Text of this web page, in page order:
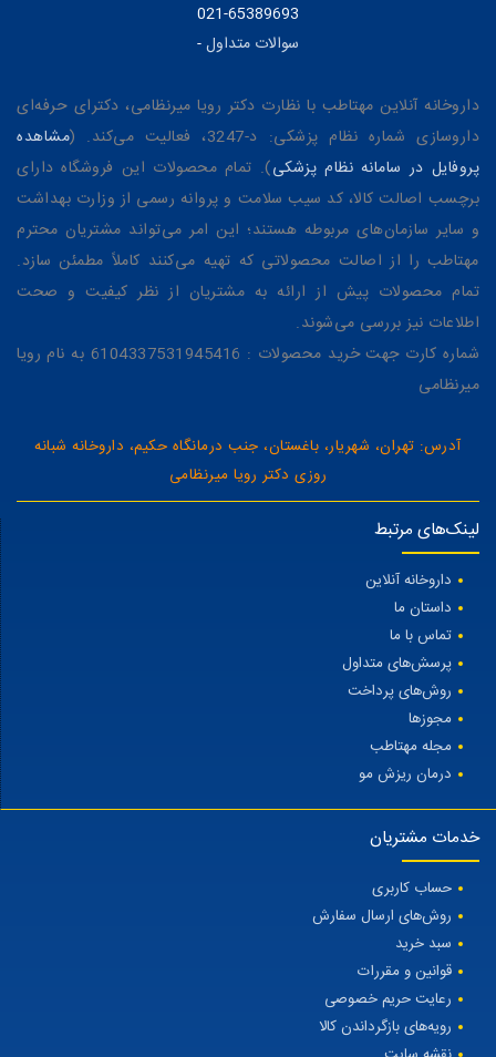
021-65389693
سوالات متداول-
داروخانه آنلاین مهتاطب با نظارت دکتر رویا میرنظامی، دکترای حرفه‌ای
داروسازی شماره نظام پزشکی: د-3247، فعالیت می‌کند. (
مشاهده
پروفایل در سامانه نظام پزشکی). تمام محصولات این فروشگاه دارای
برچسب اصالت کالا، کد سیب سلامت و پروانه رسمی از وزارت بهداشت
و سایر سازمان‌های مربوطه هستند؛ این امر می‌تواند مشتریان محترم
مهتاطب را از اصالت محصولاتی که تهیه می‌کنند کاملاً مطمئن سازد.
تمام محصولات پیش از ارائه به مشتریان از نظر کیفیت و صحت
اطلاعات نیز بررسی می‌شوند.
شماره کارت جهت خرید محصولات : 6104337531945416 به نام رویا
میرنظامی
آدرس: تهران، شهریار، باغستان، جنب درمانگاه حکیم، داروخانه شبانه
روزی دکتر رویا میرنظامی
لینک‌های مرتبط
داروخانه آنلاین
داستان ما
تماس با ما
پرسش‌های متداول
روش‌های پرداخت
مجوزها
مجله مهتاطب
درمان ریزش مو
خدمات مشتریان
حساب کاربری
روش‌های ارسال سفارش
سبد خرید
قوانین و مقررات
رعایت حریم خصوصی
رویه‌های بازگرداندن کالا